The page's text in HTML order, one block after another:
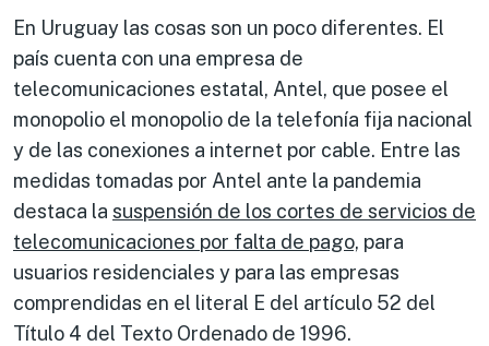
En Uruguay las cosas son un poco diferentes. El
país cuenta con una empresa de
telecomunicaciones estatal, Antel, que posee el
monopolio el monopolio de la telefonía fija nacional
y de las conexiones a internet por cable. Entre las
medidas tomadas por Antel ante la pandemia
destaca la suspensión de los cortes de servicios de
telecomunicaciones por falta de pago, para
usuarios residenciales y para las empresas
comprendidas en el literal E del artículo 52 del
Título 4 del Texto Ordenado de 1996.